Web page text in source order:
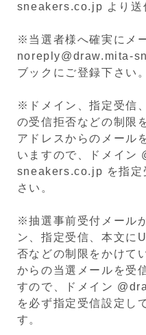
sneakers.co.jp より送
※当選者様へ確実にメ
noreply@draw.mita-
ブックにご登録下さい。
※ドメイン、指定受信
の受信拒否などの制限
アドレスからのメール
いますので、ドメイン
sneakers.co.jp を指定
さい。
※抽選事前受付メール
ン、指定受信、本文に
否などの制限をかけて
からの当選メールを受
すので、ドメイン
を必ず指定受信設定し
す。